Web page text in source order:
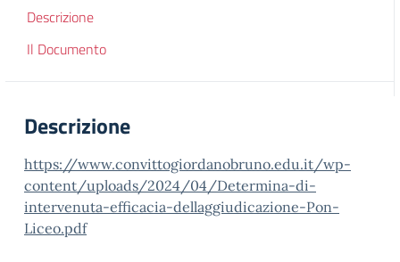
Descrizione
Il Documento
Descrizione
https://www.convittogiordanobruno.edu.it/wp-
content/uploads/2024/04/Determina-di-
intervenuta-efficacia-dellaggiudicazione-Pon-
Liceo.pdf